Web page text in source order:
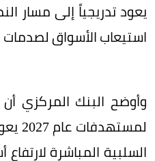
استيعاب الأسواق لصدمات
وأوضح البنك المركزي
السلبية المباشرة